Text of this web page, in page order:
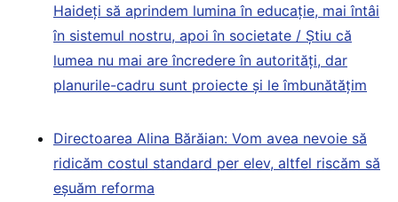
Haideți să aprindem lumina în educație, mai întâi
în sistemul nostru, apoi în societate / Știu că
lumea nu mai are încredere în autorități, dar
planurile-cadru sunt proiecte și le îmbunătățim
Directoarea Alina Bărăian: Vom avea nevoie să
ridicăm costul standard per elev, altfel riscăm să
eșuăm reforma